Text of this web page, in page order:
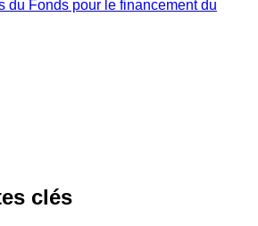
du Fonds pour le financement du
clés